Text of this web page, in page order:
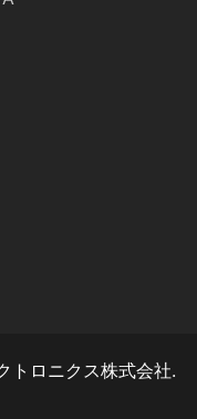
ロニクス株式会社.